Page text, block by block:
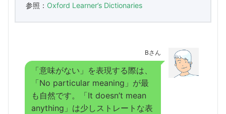
参照： Oxford Learner’s Dictionaries
Bさん
「意味がない」を表現する際は、
「No particular meaning」が最
も自然です。「It doesn’t mean
anything」は少しストレートな表